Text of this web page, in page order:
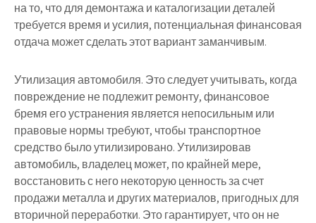
на то, что для демонтажа и каталогизации деталей
требуется время и усилия, потенциальная финансовая
отдача может сделать этот вариант заманчивым.
Утилизация автомобиля. Это следует учитывать, когда
повреждение не подлежит ремонту, финансовое
бремя его устранения является непосильным или
правовые нормы требуют, чтобы транспортное
средство было утилизировано. Утилизировав
автомобиль, владелец может, по крайней мере,
восстановить с него некоторую ценность за счет
продажи металла и других материалов, пригодных для
вторичной переработки. Это гарантирует, что он не